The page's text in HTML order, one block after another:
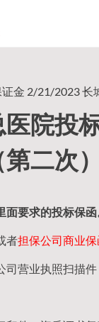
金 2/21/2023
医院投
第二次
面要求的投标保函
者担保公司商业保
司营业执照扫描件